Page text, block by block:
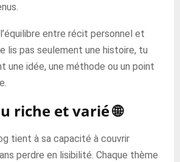
entre récit personnel et
lis pas seulement une histoire, tu
une idée, une méthode ou un point
riche et varié 🌐
tient à sa capacité à couvrir
perdre en lisibilité. Chaque thème